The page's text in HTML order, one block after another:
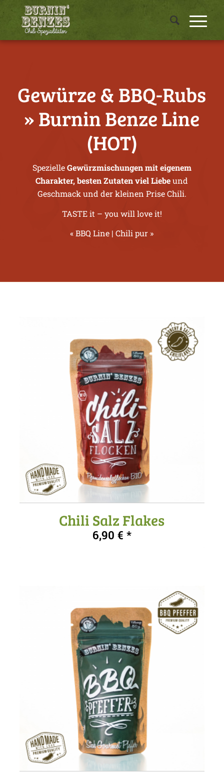
Gewürze & BBQ-Rubs
» Burnin Benze Line
(HOT)
SpezielleGewürzmischungen mit eigenem
Charakter, besten Zutaten viel Liebeund
Geschmack und der kleinen Prise Chili.
TASTE it – you will love it!
« BBQ Line |Chili pur »
Chili Salz Flakes
6,90 €